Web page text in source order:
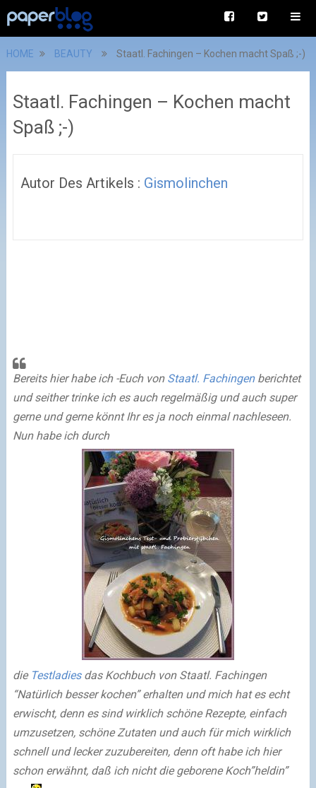
HOME BEAUTY Staatl. Fachingen – Kochen macht Spaß ;-)
Staatl. Fachingen – Kochen macht
Spaß ;-)
Autor Des Artikels : Gismolinchen
Bereits hier habe ich -Euch von Staatl. Fachingenberichtet
und seither trinke ich es auch regelmäßig und auch super
gerne und gerne könnt Ihr es ja noch einmal nachleseen.
Nun habe ich durch
die Testladiesdas Kochbuch von Staatl. Fachingen
“Natürlich besser kochen” erhalten und mich hat es echt
erwischt, denn es sind wirklich schöne Rezepte, einfach
umzusetzen, schöne Zutaten und auch für mich wirklich
schnell und lecker zuzubereiten, denn oft habe ich hier
schon erwähnt, daß ich nicht die geborene Koch”heldin”